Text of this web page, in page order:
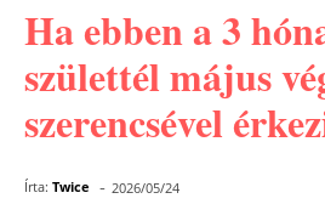
Ha ebben a 3
születtél május
szerencsével
Írta: Twice - 2026/05/24